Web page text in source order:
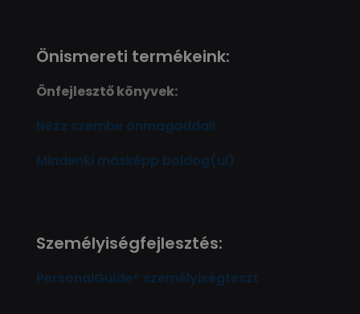
Önismereti termékeink:
Önfejlesztő könyvek:
Nézz szembe önmagaddal!
Mindenki másképp boldog(ul)
Személyiségfejlesztés:
PersonalGuide® személyiségteszt